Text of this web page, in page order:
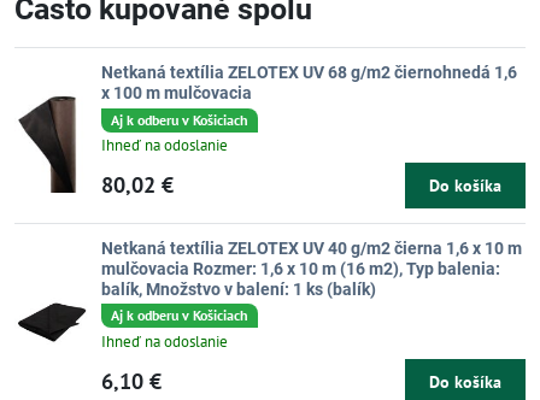
Často kupované spolu
Netkaná textília ZELOTEX UV 68 g/m2 čiernohnedá 1,6
x 100 m mulčovacia
Aj k odberu v Košiciach
Ihneď na odoslanie
80,02 € Do košíka
Netkaná textília ZELOTEX UV 40 g/m2 čierna 1,6 x 10 m
mulčovacia Rozmer: 1,6 x 10 m (16 m2), Typ balenia:
balík, Množstvo v balení: 1 ks (balík)
Aj k odberu v Košiciach
Ihneď na odoslanie
6,10 € Do košíka